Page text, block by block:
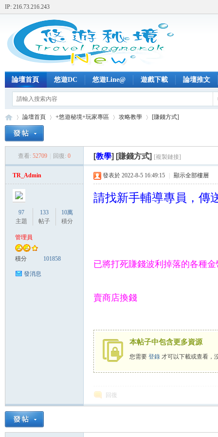
IP: 216.73.216.243
論壇首頁 悠遊DC 悠遊Line@ 遊戲下載 論壇推文
論壇首頁
›
+悠遊秘境+玩家專區
›
攻略教學
›
[賺錢方式]
查看: 52709 回復: 0 [教學] [賺錢方式] [複製鏈接]
TR_Admin
97
主題
133
帖子
10萬
積分
管理員
積分 101858
發消息
發表於 2022-8-5 16:49:15 顯示全部樓層
請找新手輔導專員，傳
已將打死賺錢波利掉落的各種
賣商店換錢
本帖子中包含更多資源
您需要 登錄 才可以下載或查看，
回復